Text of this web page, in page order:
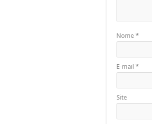
Nome *
E-mail *
Site